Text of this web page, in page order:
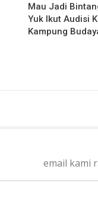
Mau Jadi
Yuk Ikut Audisi
Kampung
email kami